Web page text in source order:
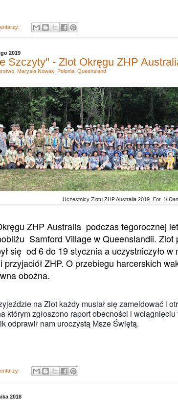
2019
Szczyty" - Zlot Okręgu ZHP
Uczestnicy Zlotu ZHP Australia 2019. Fot.
ZHP Australia podczas tegorocznej
Samford Village w Queenslandii. Zlot
się od 6 do 19 stycznia a uczystniczyło w
przyjaciół ZHP. O przebiegu harcerskich
oboźna.
na Zlot każdy musiał się zameldować i
którym zgłoszono raport obecności i
odprawił nam uroczystą Msze Świętą.
, Marysia Nowak Polonia, Queensland
2018